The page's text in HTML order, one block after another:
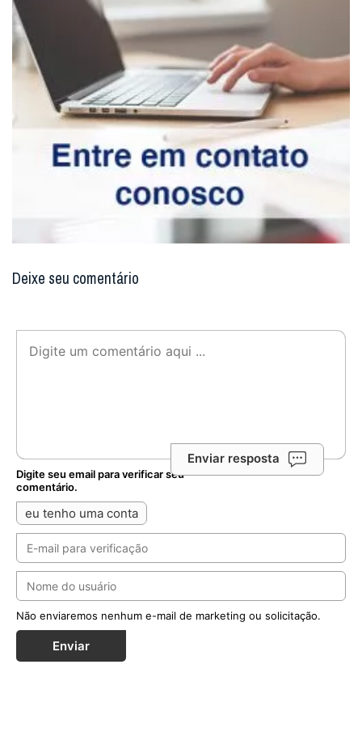
Deixe seu comentário
Enviar resposta
Digite seu email para verificar seu
comentário.
eu tenho uma conta
Não enviaremos nenhum e-mail de marketing ou solicitação.
Enviar